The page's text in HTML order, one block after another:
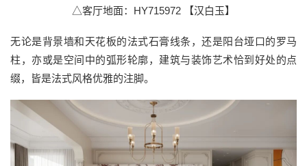
△客厅地面：HY715972 【汉白玉】
无论是背景墙和天花板的法式石膏线条，还是阳台垭口的罗马
柱，亦或是空间中的弧形轮廓，建筑与装饰艺术恰到好处的点
缀，皆是法式风格优雅的注脚。